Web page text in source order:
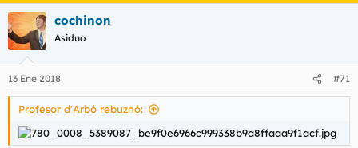
cochinon
Asiduo
13 Ene 2018 #71
Profesor d'Arbó rebuznó: